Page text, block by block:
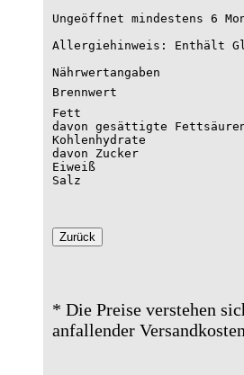
Ungeöffnet mindestens 6
Allergiehinweis: Enthält
Nährwertangaben
Brennwert
Fett
davon gesättigte
Kohlenhydrate
davon Zucker
Eiweiß
Salz
* Die Preise verstehen
anfallender